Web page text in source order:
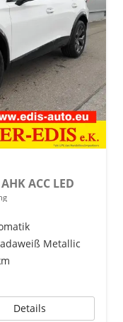
ACC LED
Metallic
Details